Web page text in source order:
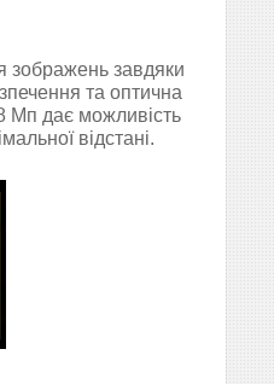
зображень завдяки
та оптична
Мп дає можливість
відстані.